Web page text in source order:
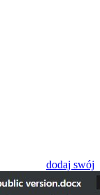
dodaj swój